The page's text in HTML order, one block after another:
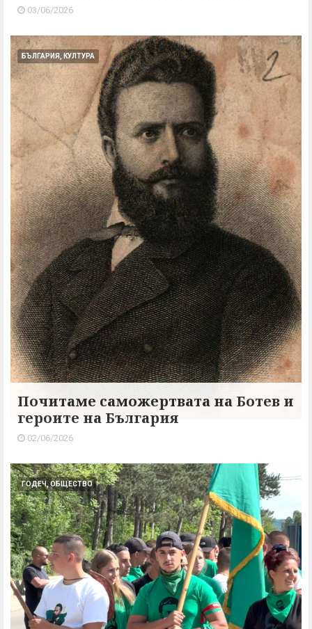
03/06/2026
БЪЛГАРИЯ, КУЛТУРА
Почитаме саможертвата на Ботев и
героите на България
02/06/2026
ГОДЕЧ, ОБЩЕСТВО